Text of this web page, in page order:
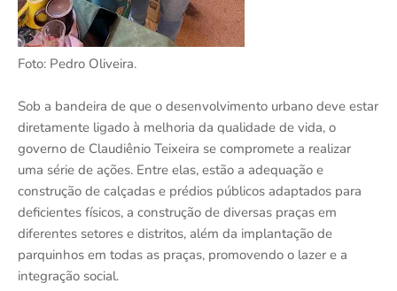
Foto: Pedro Oliveira.
Sob a bandeira de que o desenvolvimento urbano deve estar
diretamente ligado à melhoria da qualidade de vida, o
governo de Claudiênio Teixeira se compromete a realizar
uma série de ações. Entre elas, estão a adequação e
construção de calçadas e prédios públicos adaptados para
deficientes físicos, a construção de diversas praças em
diferentes setores e distritos, além da implantação de
parquinhos em todas as praças, promovendo o lazer e a
integração social.